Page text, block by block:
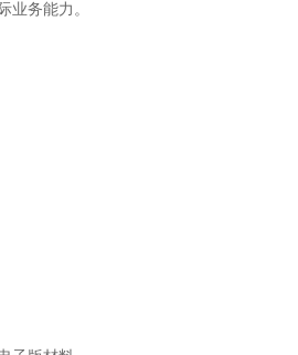
业务能力。